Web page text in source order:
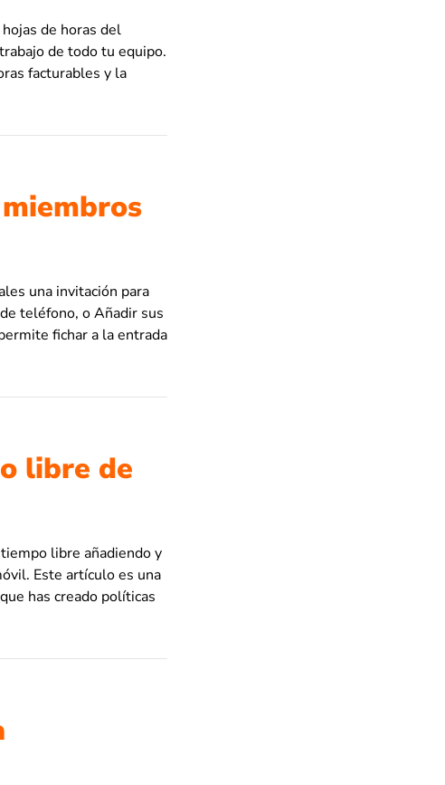
de horas del
de todo tu equipo.
facturables y la
una invitación para
teléfono, o Añadir sus
fichar a la entrada
libre de
libre añadiendo y
Este artículo es una
has creado políticas